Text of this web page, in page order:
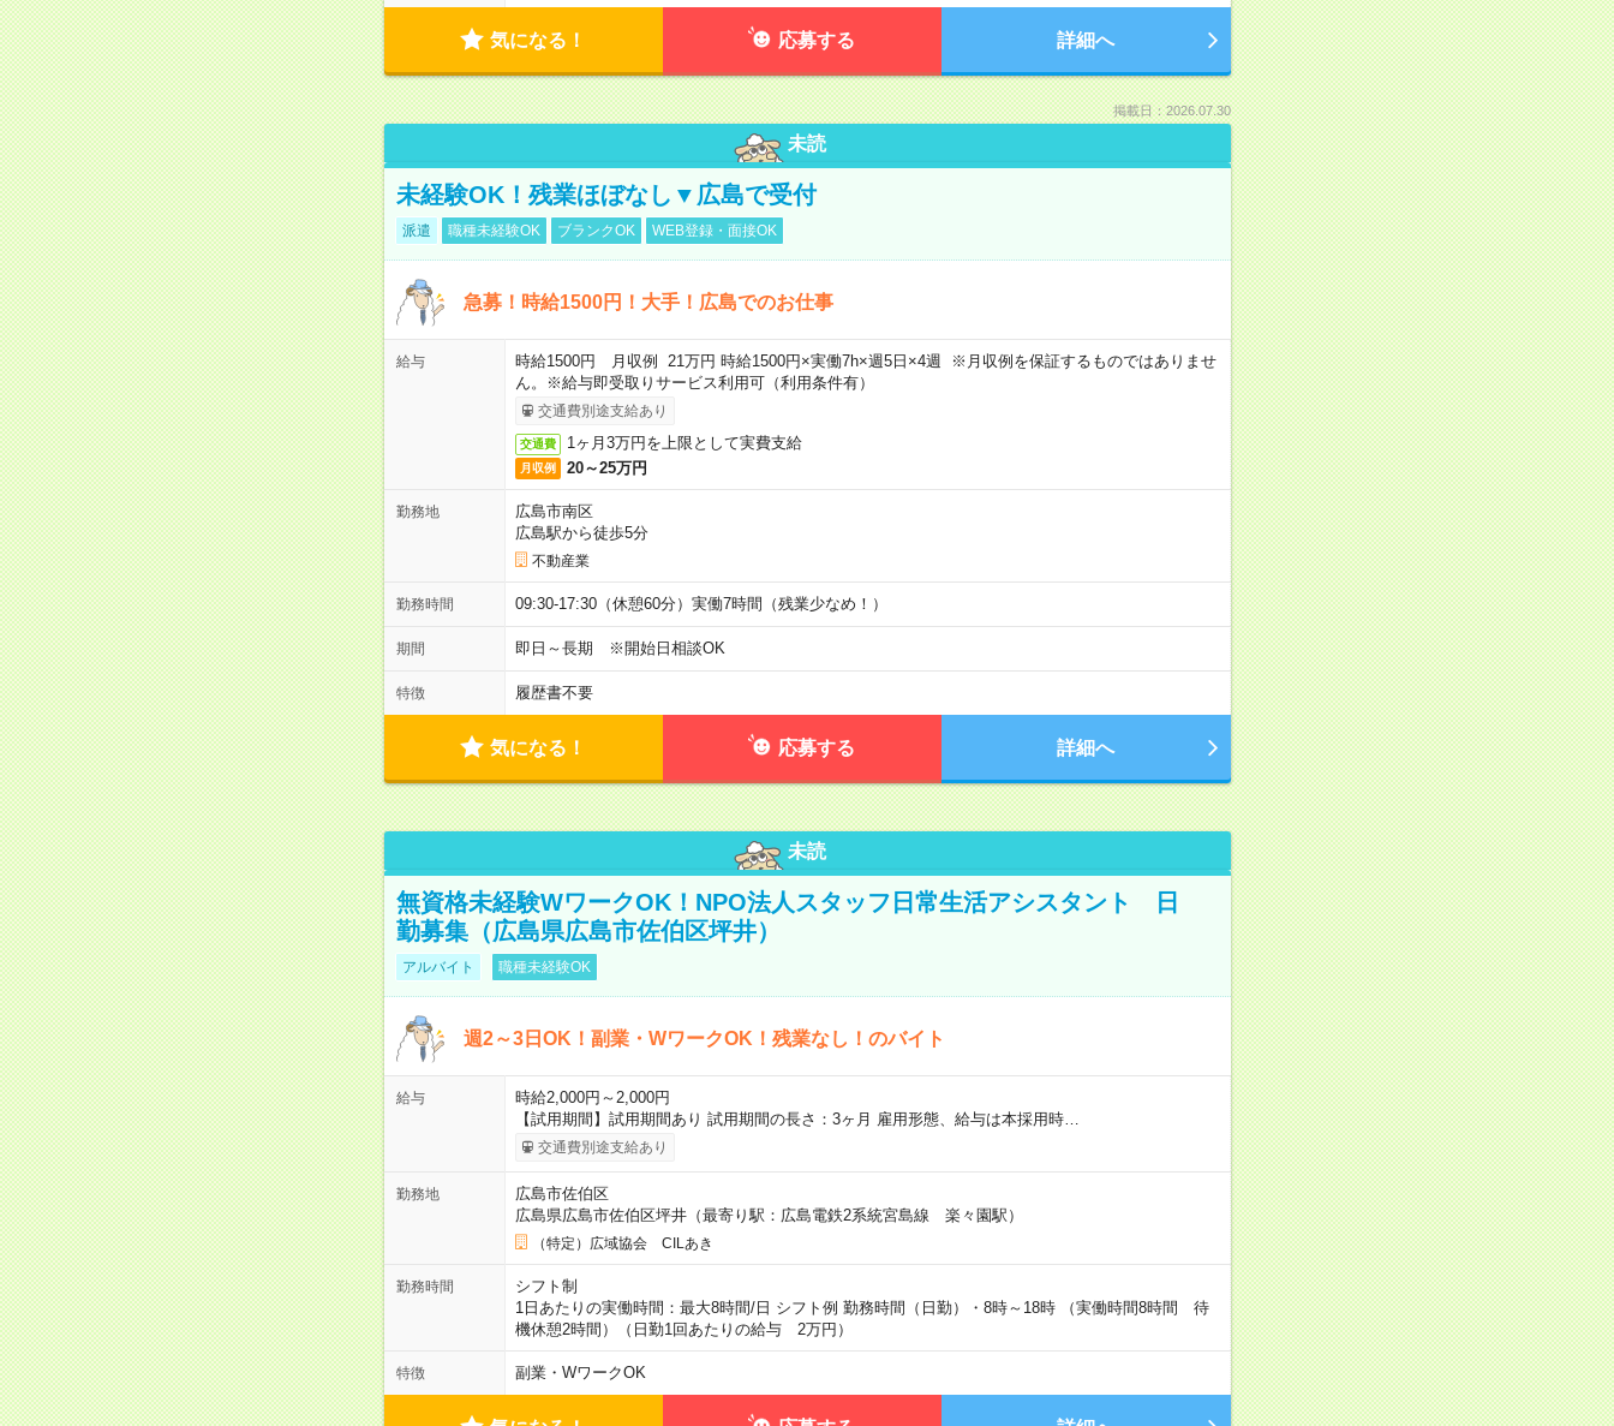
気になる！ 応募する 詳細へ
掲載日：2026.07.30
未読
未経験OK！残業ほぼなし▼広島で受付
派遣 職種未経験OK ブランクOK WEB登録・面接OK
急募！時給1500円！大手！広島でのお仕事
給与
時給1500円 月収例 21万円 時給1500円×実働7h×週5日×4週 ※月収例を保証するものではありませ
ん。※給与即受取りサービス利用可（利用条件有）
交通費別途支給あり
交通費 1ヶ月3万円を上限として実費支給
月収例 20～25万円
勤務地
広島市南区
広島駅から徒歩5分
不動産業
勤務時間 09:30-17:30（休憩60分）実働7時間（残業少なめ！）
期間 即日～長期 ※開始日相談OK
特徴 履歴書不要
気になる！ 応募する 詳細へ
未読
無資格未経験WワークOK！NPO法人スタッフ日常生活アシスタント 日
勤募集（広島県広島市佐伯区坪井）
アルバイト 職種未経験OK
週2～3日OK！副業・WワークOK！残業なし！のバイト
給与
時給2,000円～2,000円
【試用期間】試用期間あり 試用期間の長さ：3ヶ月 雇用形態、給与は本採用時…
交通費別途支給あり
勤務地
広島市佐伯区
広島県広島市佐伯区坪井（最寄り駅：広島電鉄2系統宮島線 楽々園駅）
（特定）広域協会 CILあき
勤務時間
シフト制
1日あたりの実働時間：最大8時間/日 シフト例 勤務時間（日勤）・8時～18時 （実働時間8時間 待
機休憩2時間）（日勤1回あたりの給与 2万円）
特徴 副業・WワークOK